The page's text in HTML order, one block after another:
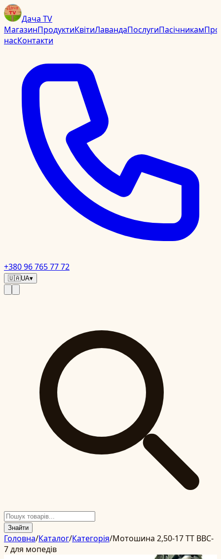
Дача TV
МагазинПродуктиКвітиЛавандаПослугиПасічникамПро
насКонтакти
+380 96 765 77 72
🇺🇦UA▾
Знайти
Головна/Каталог/Категорія/Мотошина 2,50-17 TT BBC-
7 для мопедів